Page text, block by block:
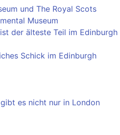
und The Royal Scots
Museum
der älteste Teil im Edinburgh
Schick im Edinburgh
gibt es nicht nur in London